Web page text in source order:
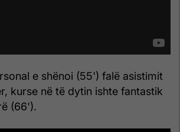
e shënoi (55') falë asistimit
kurse në të dytin ishte fantastik
(66').